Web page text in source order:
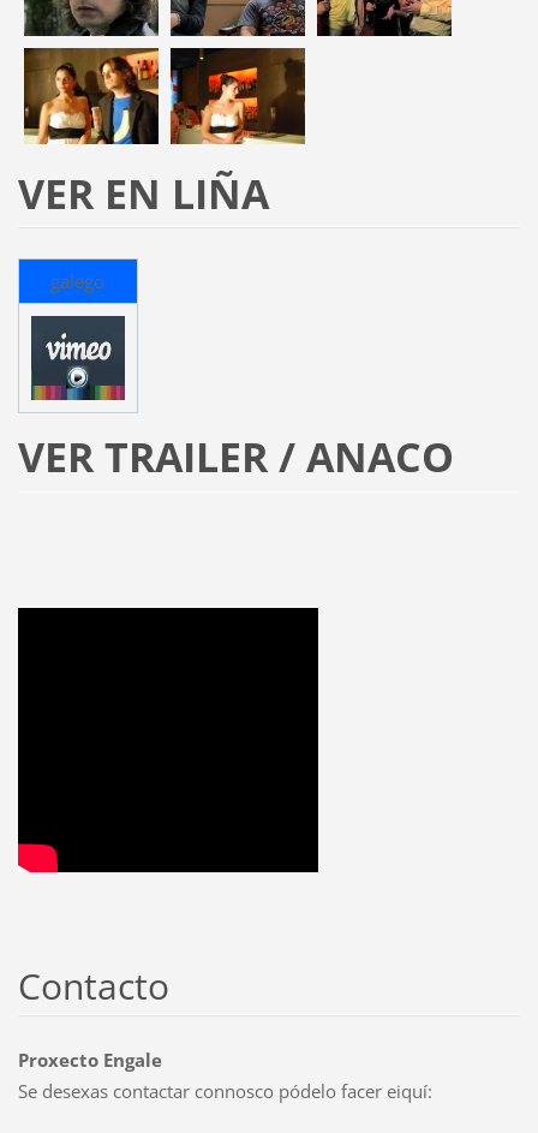
VER EN LIÑA
galego
VER TRAILER / ANACO
Contacto
Proxecto Engale
Se desexas contactar connosco pódelo facer eiquí: